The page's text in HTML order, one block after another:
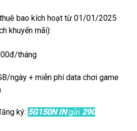
bao kích hoạt từ 01/01/2025
khuyến mãi):
tháng
ngày + miễn phí data chơi game
ký: 5G150N INgửi 290